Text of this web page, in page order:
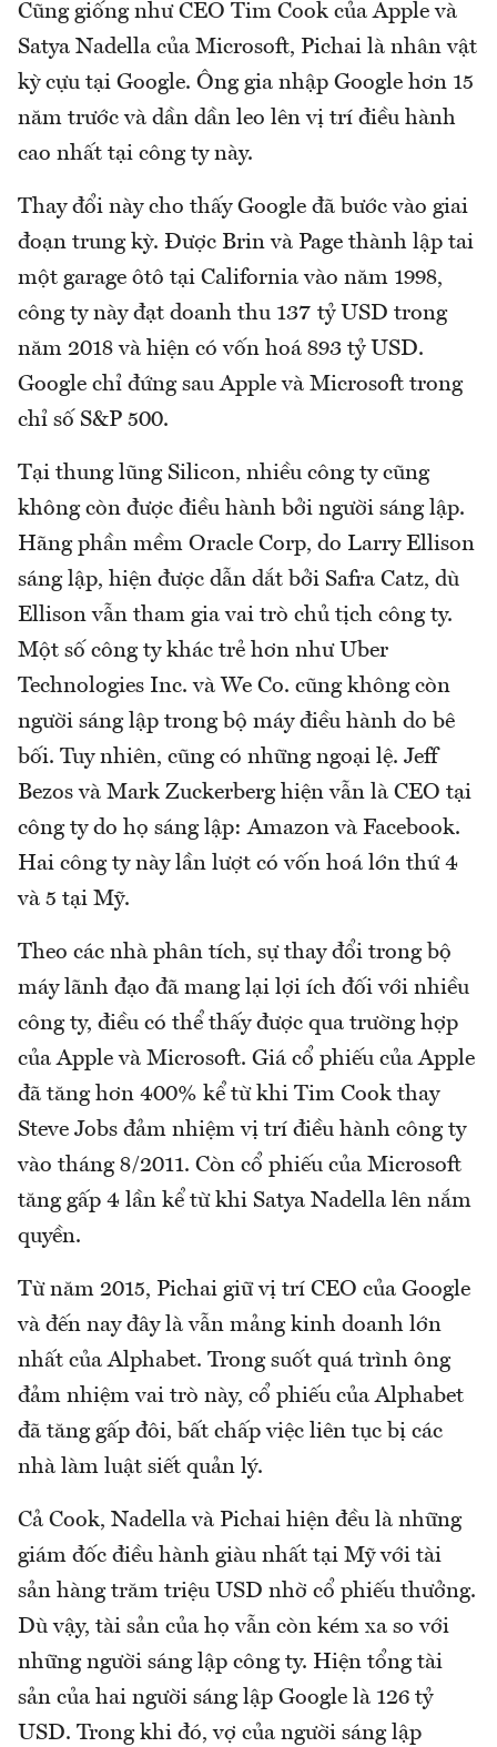
Cũng giống như CEO Tim Cook của Apple và
Satya Nadella của Microsoft, Pichai là nhân vật
kỳ cựu tại Google. Ông gia nhập Google hơn 15
năm trước và dần dần leo lên vị trí điều hành
cao nhất tại công ty này.
Thay đổi này cho thấy Google đã bước vào giai
đoạn trung kỳ. Được Brin và Page thành lập tai
một garage ôtô tại California vào năm 1998,
công ty này đạt doanh thu 137 tỷ USD trong
năm 2018 và hiện có vốn hoá 893 tỷ USD.
Google chỉ đứng sau Apple và Microsoft trong
chỉ số S&P 500.
Tại thung lũng Silicon, nhiều công ty cũng
không còn được điều hành bởi người sáng lập.
Hãng phần mềm Oracle Corp, do Larry Ellison
sáng lập, hiện được dẫn dắt bởi Safra Catz, dù
Ellison vẫn tham gia vai trò chủ tịch công ty.
Một số công ty khác trẻ hơn như Uber
Technologies Inc. và We Co. cũng không còn
người sáng lập trong bộ máy điều hành do bê
bối. Tuy nhiên, cũng có những ngoại lệ. Jeff
Bezos và Mark Zuckerberg hiện vẫn là CEO tại
công ty do họ sáng lập: Amazon và Facebook.
Hai công ty này lần lượt có vốn hoá lớn thứ 4
và 5 tại Mỹ.
Theo các nhà phân tích, sự thay đổi trong bộ
máy lãnh đạo đã mang lại lợi ích đối với nhiều
công ty, điều có thể thấy được qua trường hợp
của Apple và Microsoft. Giá cổ phiếu của Apple
đã tăng hơn 400% kể từ khi Tim Cook thay
Steve Jobs đảm nhiệm vị trí điều hành công ty
vào tháng 8/2011. Còn cổ phiếu của Microsoft
tăng gấp 4 lần kể từ khi Satya Nadella lên nắm
quyền.
Từ năm 2015, Pichai giữ vị trí CEO của Google
và đến nay đây là vẫn mảng kinh doanh lớn
nhất của Alphabet. Trong suốt quá trình ông
đảm nhiệm vai trò này, cổ phiếu của Alphabet
đã tăng gấp đôi, bất chấp việc liên tục bị các
nhà làm luật siết quản lý.
Cả Cook, Nadella và Pichai hiện đều là những
giám đốc điều hành giàu nhất tại Mỹ với tài
sản hàng trăm triệu USD nhờ cổ phiếu thưởng.
Dù vậy, tài sản của họ vẫn còn kém xa so với
những người sáng lập công ty. Hiện tổng tài
sản của hai người sáng lập Google là 126 tỷ
USD. Trong khi đó, vợ của người sáng lập